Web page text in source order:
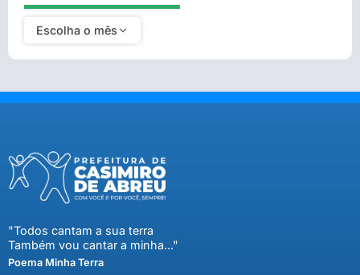
Escolha o mês
"Todos cantam a sua terra
Também vou cantar a minha..."
Poema Minha Terra